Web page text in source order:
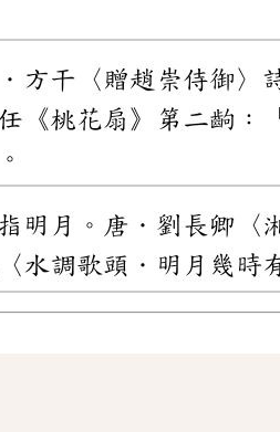
方干〈贈趙崇侍御〉
《桃花扇》第二齣：
明月。唐．劉長卿〈
水調歌頭．明月幾時